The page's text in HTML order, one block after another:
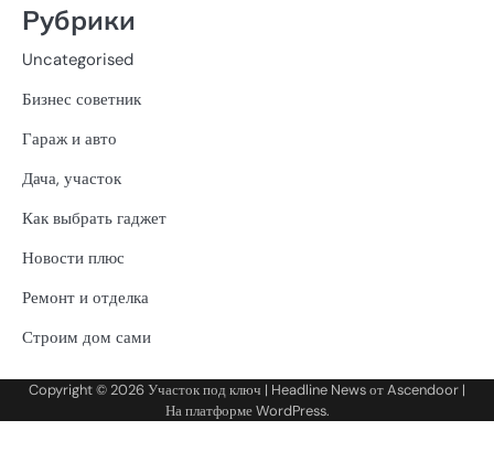
Рубрики
Uncategorised
Бизнес советник
Гараж и авто
Дача, участок
Как выбрать гаджет
Новости плюс
Ремонт и отделка
Строим дом сами
Copyright © 2026Участок под ключ | Headline News отAscendoor |
На платформеWordPress.